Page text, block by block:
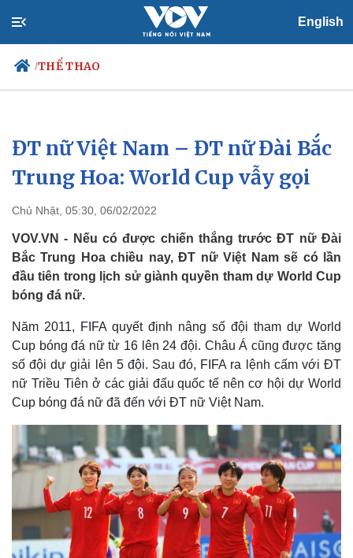
English
/THỂ THAO
Chính trị
Đảng
Tổ chức nhân sự
Nhận diện sự thật
Xã hội
Tin 24h
Dự báo thời tiết
Việc làm
Biển đảo
ĐT nữ Việt Nam – ĐT nữ Đài Bắc
Trung Hoa: World Cup vẫy gọi
Chủ Nhật, 05:30, 06/02/2022
VOV.VN - Nếu có được chiến thắng trước ĐT nữ Đài
Bắc Trung Hoa chiều nay, ĐT nữ Việt Nam sẽ có lần
đầu tiên trong lịch sử giành quyền tham dự World Cup
bóng đá nữ.
Năm 2011, FIFA quyết định nâng số đội tham dự World
Cup bóng đá nữ từ 16 lên 24 đội. Châu Á cũng được tăng
số đội dự giải lên 5 đội. Sau đó, FIFA ra lệnh cấm với ĐT
nữ Triều Tiên ở các giải đấu quốc tế nên cơ hội dự World
Cup bóng đá nữ đã đến với ĐT nữ Việt Nam.